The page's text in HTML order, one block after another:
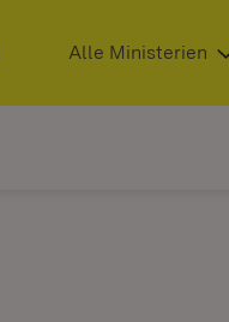
(Öffnet in neuem Fenster)
Alle Ministerien